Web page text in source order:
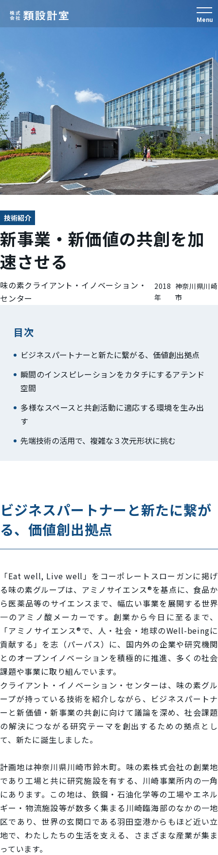
Menu
技術紹介
新事業・新価値の共創を加
速させる
味の素クライアント・イノベーション・
センター
2018
年
神奈川県川崎
市
目次
ビジネスパートナーと新たに繋がる、価値創出拠点
瞬間のインスピレーションをカタチにするアテンド
空間
多様なスペースと共創活動に適応する環境を生み出
す
先端技術の活用で、複雑な３次元形状に挑む
ビジネスパートナーと新たに繋が
る、価値創出拠点
「Eat well, Live well」をコーポレートスローガンに掲げ
る味の素グループは、アミノサイエンス®を基点に、食品か
ら医薬品等のサイエンスまで、幅広い事業を展開する世界
一のアミノ酸メーカーです。創業から今日に至るまで、
「アミノサイエンス®で、人・社会・地球のWell-beingに
貢献する」を志（パーパス）に、国内外の企業や研究機関
とのオープンイノベーションを積極的に推進、多くの社会
課題や事業に取り組んでいます。
クライアント・イノベーション・センターは、味の素グル
ープが持っている技術を紹介しながら、ビジネスパートナ
ーと新価値・新事業の共創に向けて議論を深め、社会課題
の解決につながる研究テーマを創出するための拠点とし
て、新たに誕生しました。
計画地は神奈川県川崎市鈴木町。味の素株式会社の創業地
であり工場と共に研究施設を有する、川崎事業所内の一角
にあります。この地は、鉄鋼・石油化学等の工場やエネル
ギー・物流施設等が数多く集まる川崎臨海部のなかの一地
区であり、世界の玄関口である羽田空港からもほど近い立
地で、わたしたちの生活を支える、さまざまな産業が集ま
っています。